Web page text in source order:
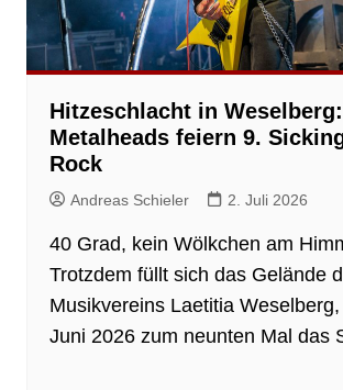
Hitzeschlacht in Weselberg:
Metalheads feiern 9.
Rock
Andreas Schieler 2. Juli 2026
40 Grad, kein Wölkchen am
Trotzdem füllt sich das Gelände
Musikvereins Laetitia
Juni 2026 zum neunten Mal das